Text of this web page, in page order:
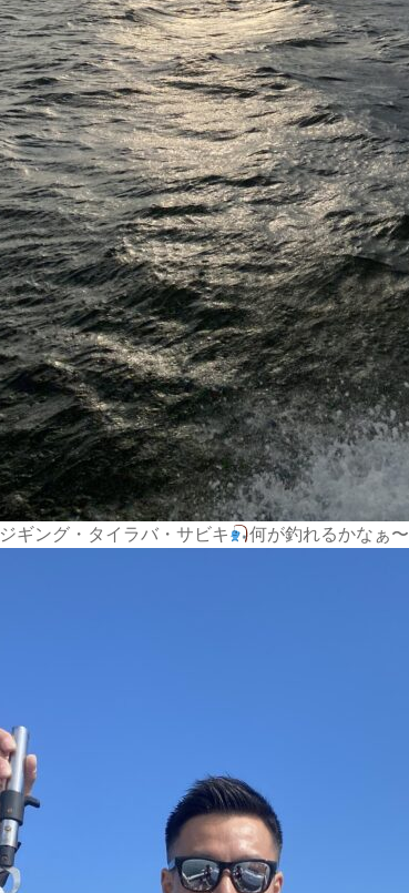
ジギング・タイラバ・サビキ 何が釣れるかなぁ〜